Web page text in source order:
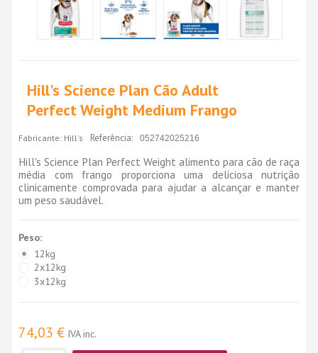
Hill's Science Plan Cão Adult
Perfect Weight Medium Frango
Fabricante: Hill's Referência: 052742025216
Hill's Science Plan Perfect Weight alimento para cão de raça
média com frango proporciona uma deliciosa nutrição
clinicamente comprovada para ajudar a alcançar e manter
um peso saudável.
Peso:
12kg
2x12kg
3x12kg
74,03 € IVA inc.